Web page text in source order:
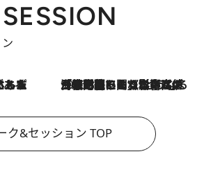
2026.8.3
「住宅建てられない…」「サーチャージ料の高値が続いている」ホルムズ海峡封鎖による影響はいつまで続く？《エネルギー専門家に聞く“どうなる日本の暮らし”》
ク&セッション TOP